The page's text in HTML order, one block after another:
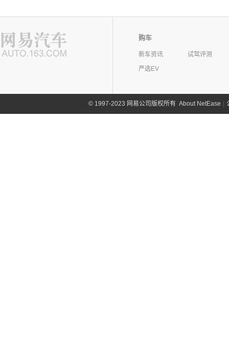
购车
新车资讯
试驾评测
严选EV
©1997-2023 网易公司版权所有 About NetEase